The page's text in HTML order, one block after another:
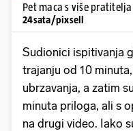
Pet maca s više
24sata/pixsell
Sudionici ispitivanja
trajanju od 10
ubrzavanja, a zatim
minuta priloga, ali s
na drugi video. Iako